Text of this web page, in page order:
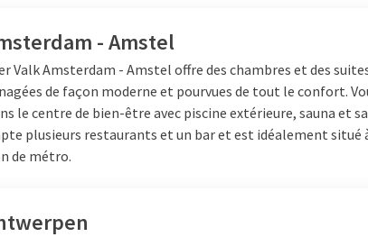
- Amstel
Valk Amsterdam - Amstel offre des chambres et des
de façon moderne et pourvues de tout le confort.
le centre de bien-être avec piscine extérieure, sauna et
plusieurs restaurants et un bar et est idéalement situé
de métro.